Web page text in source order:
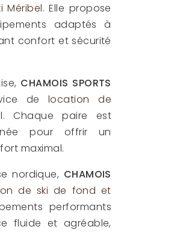
Méribel. Elle propose
adaptés à
confort et sécurité
CHAMOIS SPORTS
de location de
. Chaque paire est
pour offrir un
maximal.
nordique, CHAMOIS
de ski de fond et
performants
fluide et agréable,